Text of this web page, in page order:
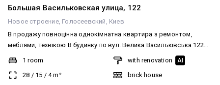
Большая Васильковская улица, 122
Новое строение Голосеевский Киев
В продажу повноцінна однокімнатна квартира з ремонтом,
меблями, технікою В будинку по вул. Велика Васильківська 122
Квартира загальною площею 28,1м2 Кухня 4м2 Житлова площа
Зручна локація, поруч все Розвинена інфраструктура 3хв до
1 room
28 / 15 / 4m²
with renovation AI
brick house